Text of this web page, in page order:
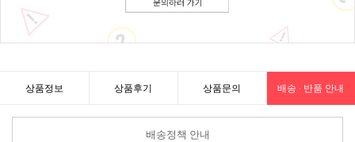
상품정보 상품후기 상품문의 배송 · 반품 안내
배송정책 안내